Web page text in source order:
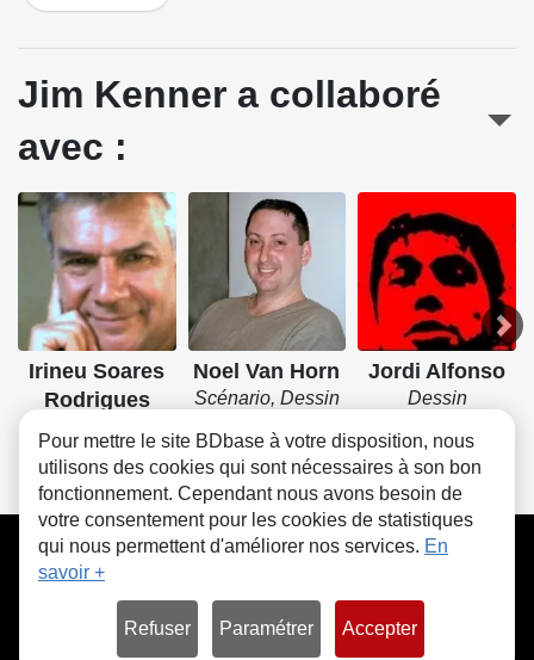
Jim Kenner a collaboré
avec :
Irineu Soares
Rodrigues
Noel Van Horn
Scénario, Dessin
Jordi Alfonso
Dessin
CGU FAQ Contact Cookies
Pour mettre le site BDbase à votre disposition, nous
utilisons des cookies qui sont nécessaires à son bon
fonctionnement. Cependant nous avons besoin de
votre consentement pour les cookies de statistiques
qui nous permettent d'améliorer nos services. En
savoir +
Refuser Paramétrer Accepter